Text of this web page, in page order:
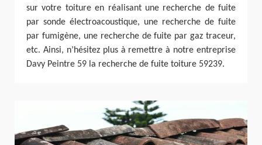
sur votre toiture en réalisant une recherche de fuite
par sonde électroacoustique, une recherche de fuite
par fumigène, une recherche de fuite par gaz traceur,
etc. Ainsi, n’hésitez plus à remettre à notre entreprise
Davy Peintre 59 la recherche de fuite toiture 59239.